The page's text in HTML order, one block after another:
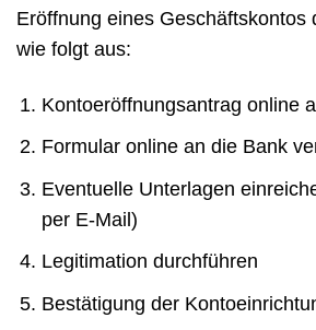
Eröffnung eines Geschäftskontos
wie folgt aus:
Kontoeröffnungsantrag online
Formular online an die Bank
Eventuelle Unterlagen
per E-Mail)
Legitimation durchführen
Bestätigung der